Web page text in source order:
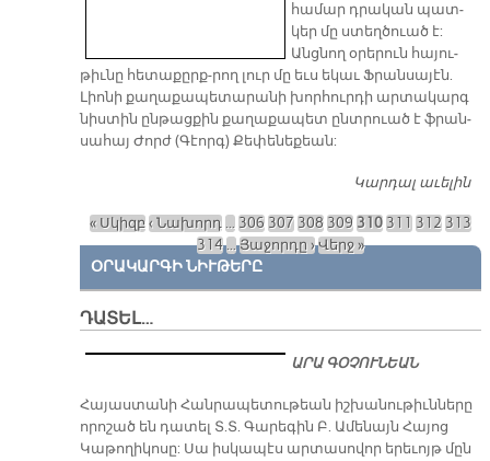
հա­մար դրա­կան պատ­
կեր մը ստեղ­ծուած է:
Անց­նող օ­րե­րուն հա­յու­
թիւ­նը հե­տաքըրք­-րող լուր մը եւս ե­կաւ Ֆրան­սա­յէն.
Լիո­նի քա­ղա­քա­պե­տա­րա­նի խոր­հուր­դի ար­տա­կարգ
նիս­տին ըն­թաց­քին քա­ղա­քա­պետ ընտ­րուած է ֆրան­
սա­հայ Ժորժ (Գէորգ) Քե­փե­նե­քեան:
Կարդալ աւելին
Էջեր
« Սկիզբ‹ Նախորդ … 306 307 308 309 310 311 312 313
314…Յաջորդը ›Վերջ »
ՕՐԱԿԱՐԳԻ ՆԻՒԹԵՐԸ
ԴԱՏԵԼ…
ԱՐԱ ԳՕՉՈՒՆԵԱՆ
​Հայաստանի Հանրապետութեան իշխանութիւնները
որոշած են դատել Տ.Տ. Գարեգին Բ. Ամենայն Հայոց
Կաթողիկոսը: Սա իսկապէս արտասովոր երեւոյթ մըն